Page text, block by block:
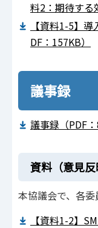
料2：期待する
【資料1-5】
DF：157KB）
議事録
議事録（PDF：
資料（意見反
本協議会で、各委
【資料1-2】